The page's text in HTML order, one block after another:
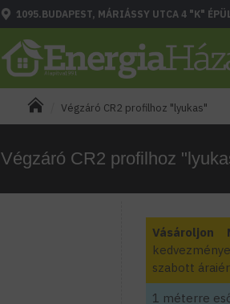
1095.BUDAPEST, MÁRIÁSSY UTCA 4 "K"
Végzáró CR2 profilhoz "lyukas"
Végzáró CR2 profilhoz
Vásároljon
szabott
1 méterre